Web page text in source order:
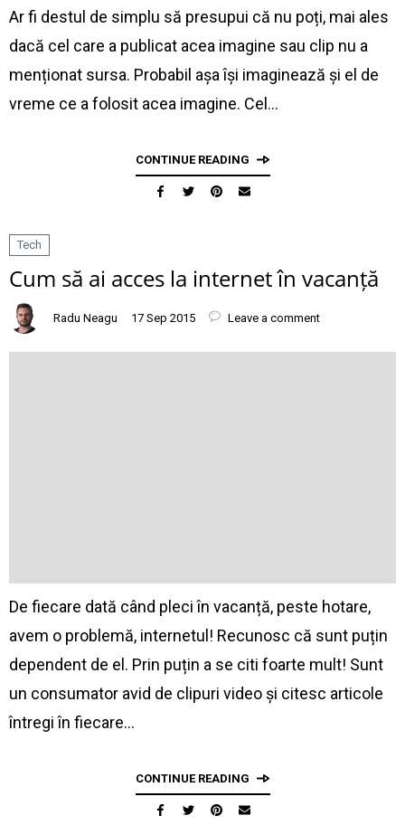
Ar fi destul de simplu să presupui că nu poți, mai ales
dacă cel care a publicat acea imagine sau clip nu a
menționat sursa. Probabil așa își imaginează și el de
vreme ce a folosit acea imagine. Cel…
CONTINUE READING
Tech
Cum să ai acces la internet în vacanță
Radu Neagu 17 Sep 2015 Leave a comment
De fiecare dată când pleci în vacanță, peste hotare,
avem o problemă, internetul! Recunosc că sunt puțin
dependent de el. Prin puțin a se citi foarte mult! Sunt
un consumator avid de clipuri video și citesc articole
întregi în fiecare…
CONTINUE READING